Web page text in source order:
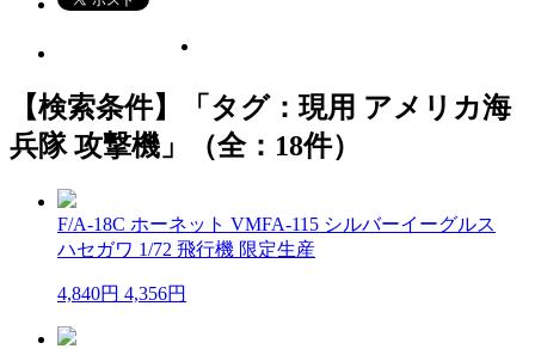
【検索条件】「タグ：現用 アメリカ海
兵隊 攻撃機」（全：18件）
F/A-18C ホーネット VMFA-115 シルバーイーグルス
ハセガワ 1/72 飛行機 限定生産
4,840円 4,356円